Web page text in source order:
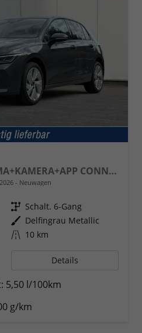
Prime ACC+SHZ+KLIMA+KAMERA+APP CONNECT+LED+17" ALU
Neuwagen
Getriebe Schalt. 6-Gang
Außenfarbe Delfingrau Metallic
Kilometerstand 10 km
Details
5,50 l/100km
g/km